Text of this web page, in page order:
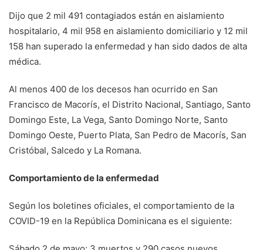
Dijo que 2 mil 491 contagiados están en aislamiento
hospitalario, 4 mil 958 en aislamiento domiciliario y 12 mil
158 han superado la enfermedad y han sido dados de alta
médica.
Al menos 400 de los decesos han ocurrido en San
Francisco de Macorís, el Distrito Nacional, Santiago, Santo
Domingo Este, La Vega, Santo Domingo Norte, Santo
Domingo Oeste, Puerto Plata, San Pedro de Macorís, San
Cristóbal, Salcedo y La Romana.
Comportamiento de la enfermedad
Según los boletines oficiales, el comportamiento de la
COVID-19 en la República Dominicana es el siguiente: